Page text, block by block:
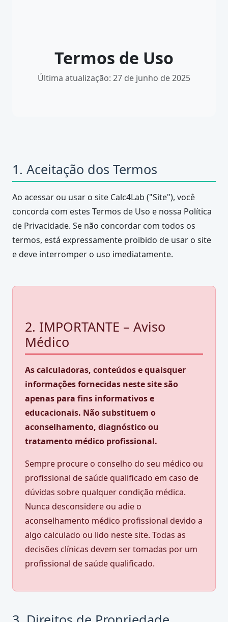
Termos de Uso
Última atualização: 27 de junho de 2025
1. Aceitação dos Termos
Ao acessar ou usar o site Calc4Lab ("Site"), você
concorda com estes Termos de Uso e nossa Política
de Privacidade. Se não concordar com todos os
termos, está expressamente proibido de usar o site
e deve interromper o uso imediatamente.
2. IMPORTANTE – Aviso
Médico
As calculadoras, conteúdos e quaisquer
informações fornecidas neste site são
apenas para fins informativos e
educacionais. Não substituem o
aconselhamento, diagnóstico ou
tratamento médico profissional.
Sempre procure o conselho do seu médico ou
profissional de saúde qualificado em caso de
dúvidas sobre qualquer condição médica.
Nunca desconsidere ou adie o
aconselhamento médico profissional devido a
algo calculado ou lido neste site. Todas as
decisões clínicas devem ser tomadas por um
profissional de saúde qualificado.